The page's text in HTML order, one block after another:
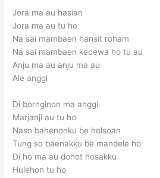
Jora ma au hasian
Jora ma au tu ho
Na sai mambaen hansit roham
Na sai mambaen kecewa ho tu au
Anju ma au anju ma au
Ale anggi
Di bornginon ma anggi
Marjanji au tu ho
Naso bahenonku be holsoan
Tung so baenakku be mandele ho
Di ho ma au dohot hosakku
Hulehon tu ho